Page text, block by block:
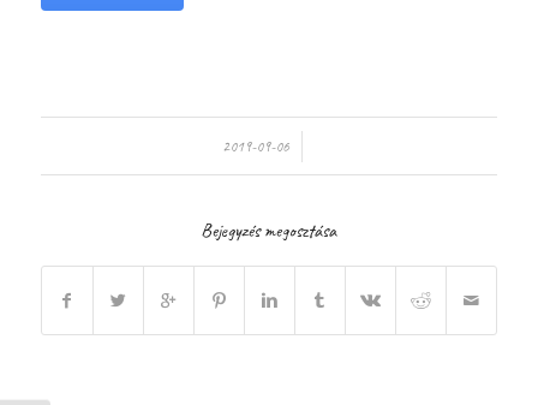
2019-09-06
/
Bejegyzés megosztása